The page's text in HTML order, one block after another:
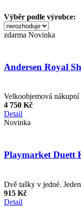
Výběr podle výrobce:
zdarma Novinka
Andersen Royal
Velkoobjemová
4 750 Kč
Detail
Novinka
Playmarket Duett
Dvě tašky v jedné.
915 Kč
Detail